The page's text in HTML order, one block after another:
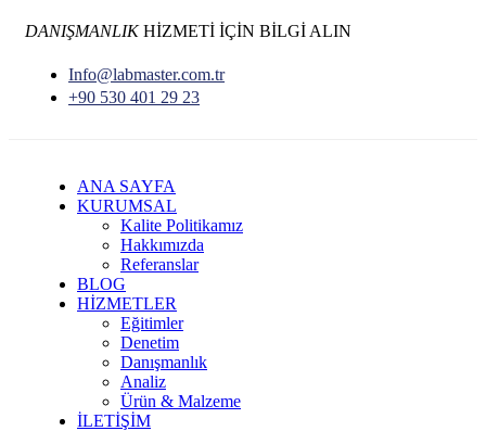
DANIŞMANLIKHİZMETİ İÇİN BİLGİ ALIN
Info@labmaster.com.tr
+90 530 401 29 23
ANA SAYFA
KURUMSAL
Kalite Politikamız
Hakkımızda
Referanslar
BLOG
HİZMETLER
Eğitimler
Denetim
Danışmanlık
Analiz
Ürün & Malzeme
İLETİŞİM